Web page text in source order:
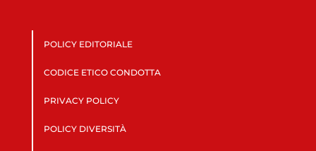
POLICY EDITORIALE
CODICE ETICO CONDOTTA
PRIVACY POLICY
POLICY DIVERSITÀ